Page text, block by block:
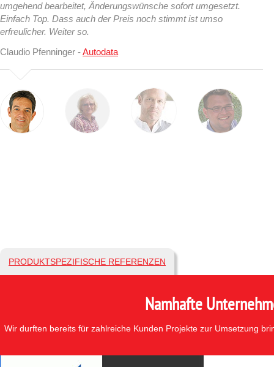
umgehend bearbeitet, Änderungswünsche sofort umgesetzt.
Einfach Top. Dass auch der Preis noch stimmt ist umso
erfreulicher. Weiter so.
Claudio Pfenninger -Autodata
PRODUKTSPEZIFISCHE REFERENZEN
Namhafte
Wir durften bereits für zahlreiche Kunden Projekte zur Umsetzung